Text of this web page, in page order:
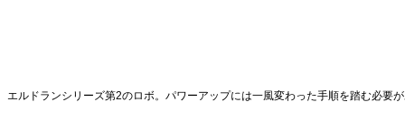
エルドランシリーズ第2のロボ。パワーアップには一風変わった手順を踏む必要